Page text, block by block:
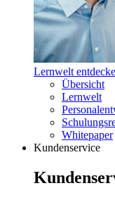
Lernwelt
Übersicht
Lernwelt
Whitepaper
Kundenservice